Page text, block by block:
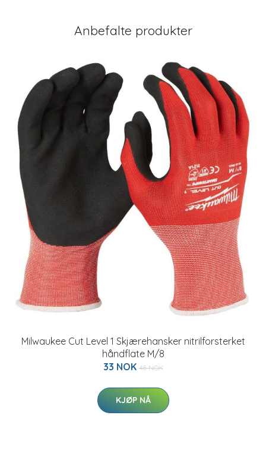
Anbefalte produkter
Milwaukee Cut Level 1 Skjærehansker nitrilforsterket
håndflate M/8
33 NOK 48 NOK
KJØP NÅ